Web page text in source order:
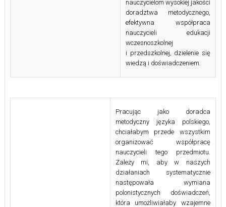
nauczycielom wysokiej jakości
doradztwa metodycznego,
efektywna współpraca
nauczycieli edukacji
wczesnoszkolnej
i przedszkolnej, dzielenie się
wiedzą i doświadczeniem.
Pracując jako doradca
metodyczny języka polskiego,
chciałabym przede wszystkim
organizować współpracę
nauczycieli tego przedmiotu.
Zależy mi, aby w naszych
działaniach systematycznie
następowała wymiana
polonistycznych doświadczeń,
która umożliwiałaby wzajemne